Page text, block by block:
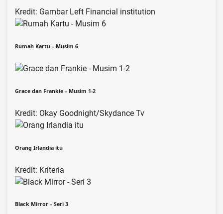
Kredit: Gambar Left Financial institution
Rumah Kartu – Musim 6
Grace dan Frankie – Musim 1-2
Kredit: Okay Goodnight/Skydance Tv
Orang Irlandia itu
Kredit: Kriteria
Black Mirror – Seri 3